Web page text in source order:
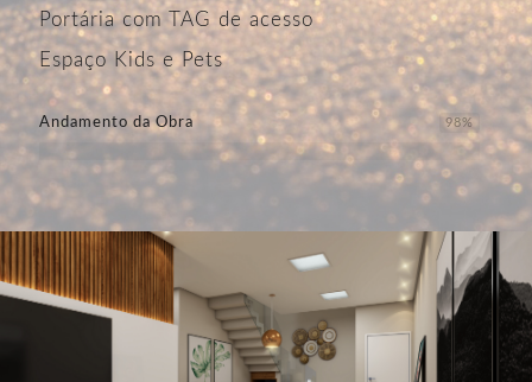
Portária com TAG de acesso
Espaço Kids e Pets
Andamento da Obra 98%